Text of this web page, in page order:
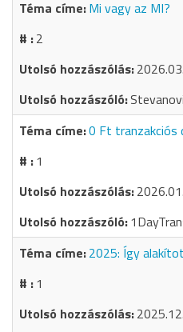
Mi vagy az MI?
2
0 Ft tranzakciós
1
2025: Így
1